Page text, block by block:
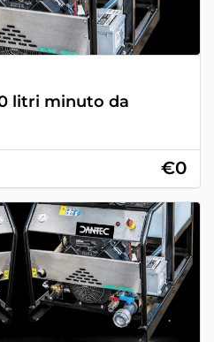
litri minuto da
€0